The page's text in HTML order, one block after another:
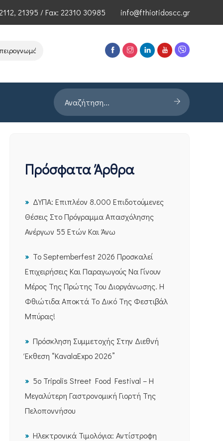
, 21395 / Fax: 22310 30985 info@fthiotidoscc.gr
Τεχνολογιών Αιχμής του ΕΦΕΠΑΕ Παρουσίαση
Πρόσφατα Άρθρα
ΔΥΠΑ: Επιπλέον 8.000 Επιδοτούμενες
Θέσεις Στο Πρόγραμμα Απασχόλησης
Ανέργων 55 Ετών Και Άνω
Το Septemberfest 2026 Προσκαλεί
Επιχειρήσεις Και Παραγωγούς Να Γίνουν
Μέρος Της Πρώτης Του Διοργάνωσης. Η
Φθιώτιδα Αποκτά Το Δικό Της Φεστιβάλ
Μπύρας!
Πρόσκληση Συμμετοχής Στην Διεθνή
Έκθεση “KavalaExpo 2026”
5ο Tripolis Street Food Festival – Η
Μεγαλύτερη Γαστρονομική Γιορτή Της
Πελοποννήσου
Ηλεκτρονικά Τιμολόγια: Αντίστροφη